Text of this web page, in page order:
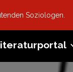
Soziologen.